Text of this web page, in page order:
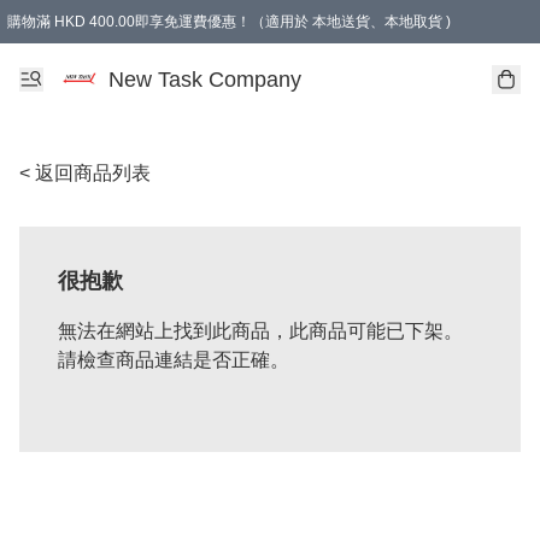
購物滿 HKD 400.00即享免運費優惠！（適用於 本地送貨、本地取貨 )
New Task Company
< 返回商品列表
很抱歉
無法在網站上找到此商品，此商品可能已下架。
請檢查商品連結是否正確。